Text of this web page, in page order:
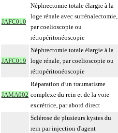
JAFC010
Néphrectomie totale élargie à la
loge rénale avec surrénalectomie,
par coelioscopie ou
rétropéritonéoscopie
JAFC019
Néphrectomie totale élargie à la
loge rénale, par coelioscopie ou
rétropéritonéoscopie
JAMA002
Réparation d'un traumatisme
complexe du rein et de la voie
excrétrice, par abord direct
Sclérose de plusieurs kystes du
rein par injection d'agent